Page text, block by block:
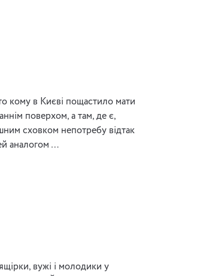
кому в Києві пощастило мати
поверхом, а там, де є,
сховком непотребу відтак
аналогом …
вужі і молодики у